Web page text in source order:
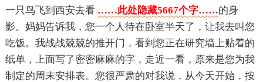
一只鸟飞到西安去看 ……此处隐藏5667个字……的身
影。妈妈告诉我，您一个人待在卧室半天了，让我去叫您
吃饭。我战战兢兢的推开门，看到您正在研究墙上贴着的
纸单，上面写了密密麻麻的字，走近一看，原来是您为我
制定的周末安排表。您很严肃的对我说，从今天开始，按